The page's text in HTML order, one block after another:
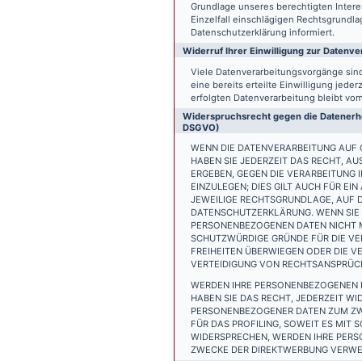
Grundlage unseres berechtigten
Einzelfall einschlägigen
Datenschutzerklärung informiert.
Widerruf Ihrer Einwilligung zur
Viele Datenverarbeitungsvorgänge
eine bereits erteilte Einwilligung
erfolgten Datenverarbeitung bleibt
Widerspruchsrecht gegen die
DSGVO)
WENN DIE DATENVERARBEITUNG
HABEN SIE JEDERZEIT DAS RECHT,
ERGEBEN, GEGEN DIE
EINZULEGEN; DIES GILT AUCH FÜR
JEWEILIGE RECHTSGRUNDLAGE, AUF
DATENSCHUTZERKLÄRUNG. WENN
PERSONENBEZOGENEN DATEN
SCHUTZWÜRDIGE GRÜNDE FÜR DIE
FREIHEITEN ÜBERWIEGEN ODER DIE
VERTEIDIGUNG VON
WERDEN IHRE
HABEN SIE DAS RECHT, JEDERZEIT
PERSONENBEZOGENER DATEN ZUM
FÜR DAS PROFILING, SOWEIT ES MIT
WIDERSPRECHEN, WERDEN IHRE
ZWECKE DER DIREKTWERBUNG